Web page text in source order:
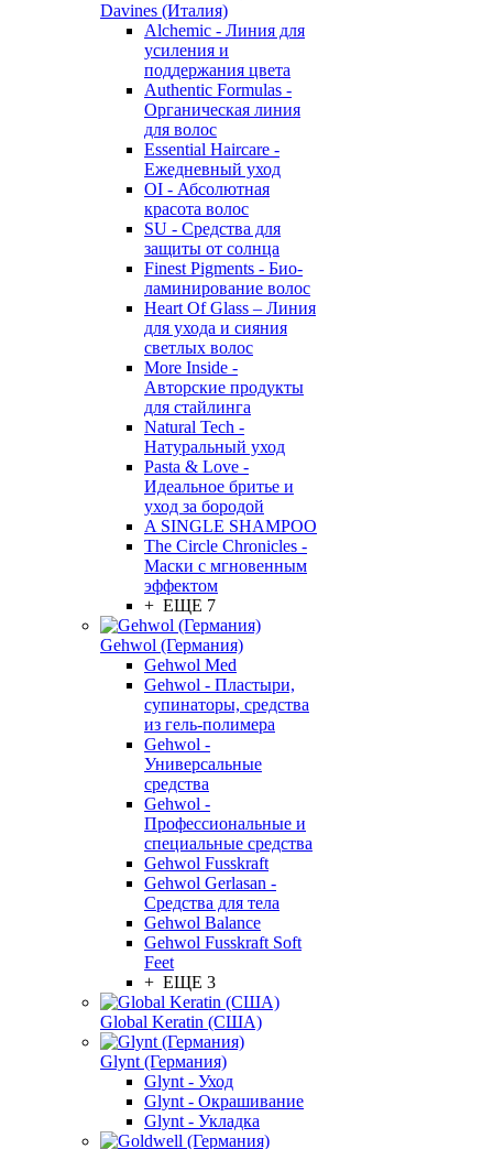
Davines (Италия)
Alchemic - Линия для
усиления и
поддержания цвета
Authentic Formulas -
Органическая линия
для волос
Essential Haircare -
Eжедневный уход
OI - Абсолютная
красота волос
SU - Средства для
защиты от солнца
Finest Pigments - Био-
ламинирование волос
Heart Of Glass – Линия
для ухода и сияния
светлых волос
More Inside -
Авторские продукты
для стайлинга
Natural Tech -
Натуральный уход
Pasta & Love -
Идеальное бритье и
уход за бородой
A SINGLE SHAMPOO
The Circle Chronicles -
Маски с мгновенным
эффектом
+ ЕЩЕ 7
Gehwol (Германия)
Gehwol Med
Gehwol - Пластыри,
супинаторы, средства
из гель-полимера
Gehwol -
Универсальные
средства
Gehwol -
Профессиональные и
специальные средства
Gehwol Fusskraft
Gehwol Gerlasan -
Средства для тела
Gehwol Balance
Gehwol Fusskraft Soft
Feet
+ ЕЩЕ 3
Global Keratin (США)
Glynt (Германия)
Glynt - Уход
Glynt - Окрашивание
Glynt - Укладка